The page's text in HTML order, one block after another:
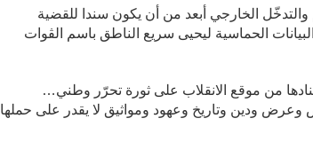
الخارجي أبعد من أن يكون سندا للقضية
الحماسية ليحيى سريع الناطق باسم الڤوات
من موقع الانقلاب على ثورة تحرّر وطني…
ودين وتاريخ وعهود ومواثيق لا يقدر على حملها